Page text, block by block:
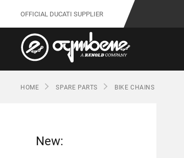
OFFICIAL DUCATI SUPPLIER
HOME SPARE PARTS BIKE CHAINS
New: